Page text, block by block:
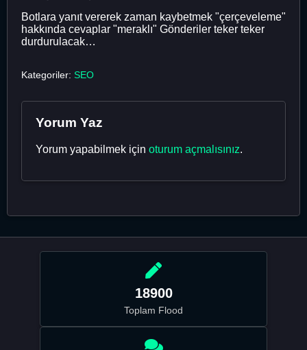
Botlara yanıt vererek zaman kaybetmek "çerçeveleme"
hakkında cevaplar "meraklı" Gönderiler teker teker
durdurulacak…
Kategoriler: SEO
Yorum Yaz
Yorum yapabilmek için oturum açmalısınız.
18900
Toplam Flood